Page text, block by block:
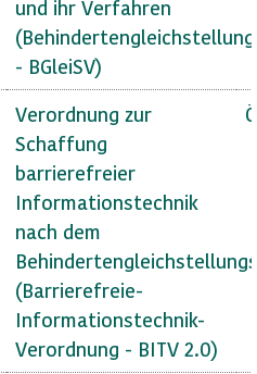
und ihr Verfahren
- BGleiSV)
Verordnung zur
Schaffung
barrierefreier
Informationstechnik
nach dem
(Barrierefreie-
Informationstechnik-
Verordnung - BITV 2.0)